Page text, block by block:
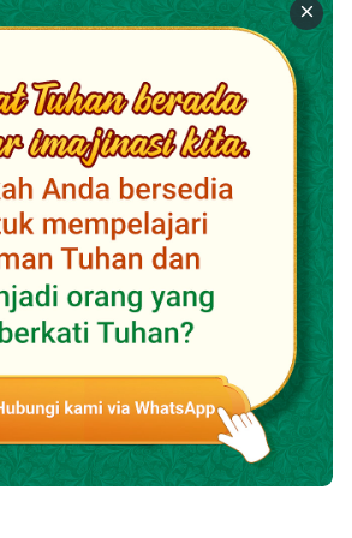
yang sedang khawatir tentang
Saya merasa lebih kesepian dan
lain. Cheng Cheng, yang
negara selama bertahun-tahun,
bahasa Inggris dengan fasih, dan
yang baik. Ah Rong tidak
Inggris, tetapi dia memiliki
dia bekerja di Pusat layanan
gaji yang tinggi. Selain itu, Yao
pekerjaan logistik selama
memiliki pengalaman yang kaya
stabil. Tetapi dibandingkan
saya tidak fasih, saya tidak
atau pengalaman. Kapan saya